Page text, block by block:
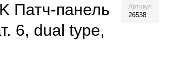
Патч-панель
6, dual type,
Артикул
26538